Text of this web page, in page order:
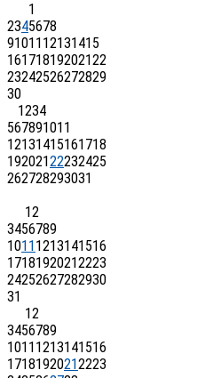
1
2345678
91011 12131415
16171819202122
23242526272829
30
1234
567891011
12131415161718
19202122232425
262728293031
12
3456789
1011 1213141516
17181920212223
24252627282930
31
12
3456789
1011 1213141516
17181920212223